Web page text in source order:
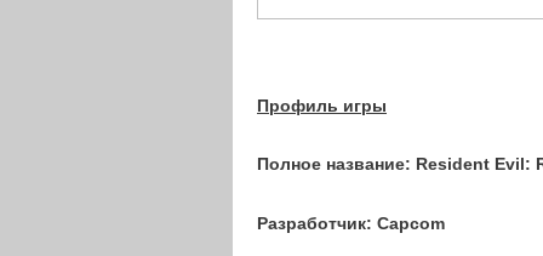
Профиль игры
Полное название: Resident Evil:
Разработчик: Capcom